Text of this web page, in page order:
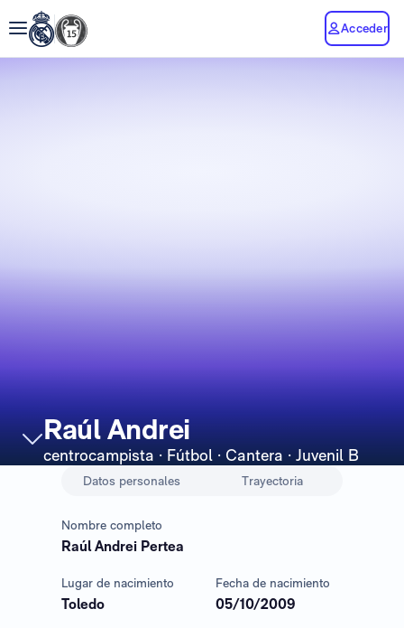
Acceder
Raúl Andrei
centrocampista · Fútbol · Cantera · Juvenil B
Datos personales Trayectoria
Nombre completo
Raúl Andrei Pertea
Lugar de nacimiento
Toledo
Fecha de nacimiento
05/10/2009